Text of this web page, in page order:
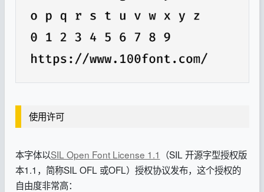
使用许可
本字体以SIL Open Font License 1.1 （SIL 开源字型授权版
本1.1，简称SIL OFL 或OFL）授权协议发布，这个授权的
自由度非常高：